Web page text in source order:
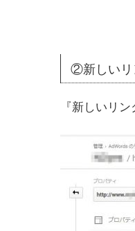
②新しいリ
『新しいリ